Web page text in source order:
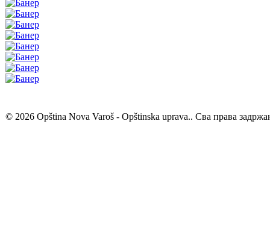
© 2026 Opština Nova Varoš - Opštinska uprava.. Сва права